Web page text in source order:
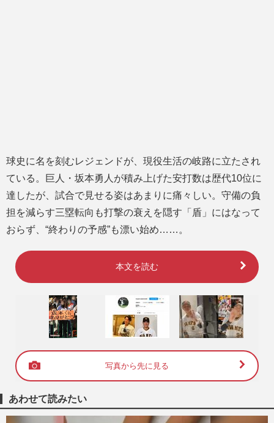
球史に名を刻むレジェンドが、現役生活の岐路に立たされ
ている。巨人・坂本勇人が積み上げた安打数は歴代10位に
達したが、試合で見せる姿はあまりに痛々しい。守備の負
担を減らす三塁転向も打撃の衰えを隠す「盾」にはなって
おらず、“終わりの予感”も漂い始め……。
本文を読む
写真から先に見る
あわせて読みたい